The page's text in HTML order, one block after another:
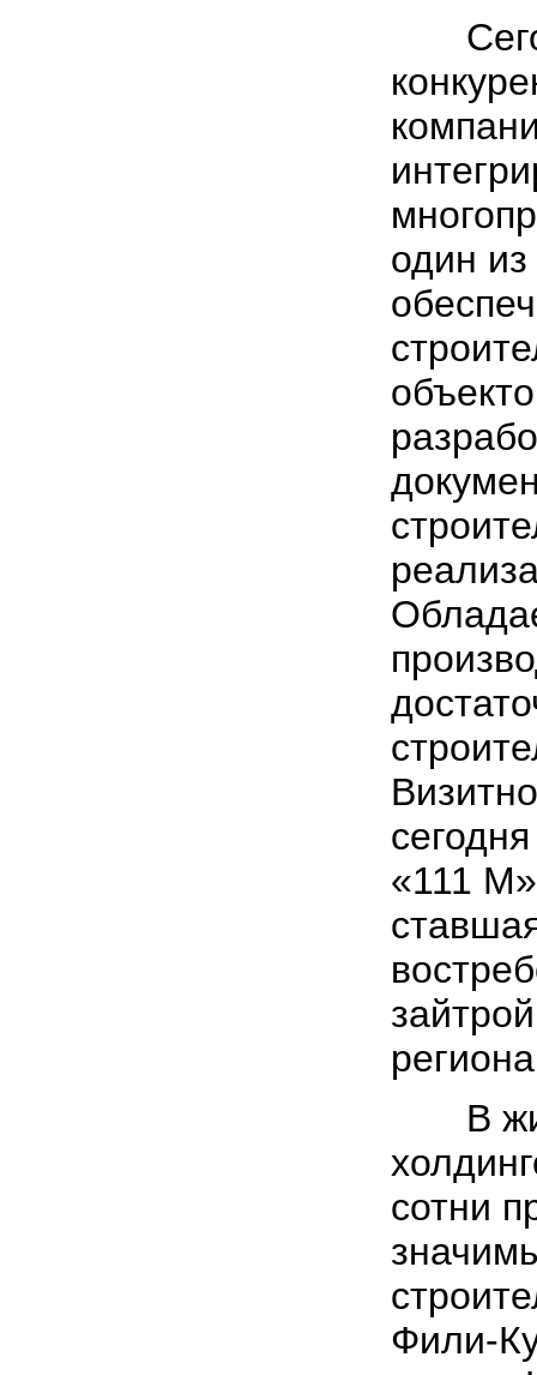
один
«111
В
сотни
Фили-